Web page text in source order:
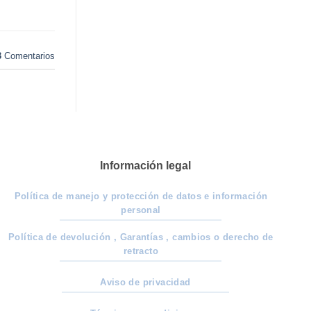
Comentarios
Información legal
Política de manejo y protección de datos e información
personal
Política de devolución , Garantías , cambios o derecho de
retracto
Aviso de privacidad